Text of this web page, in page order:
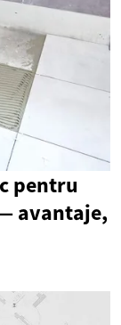
pentru
avantaje,